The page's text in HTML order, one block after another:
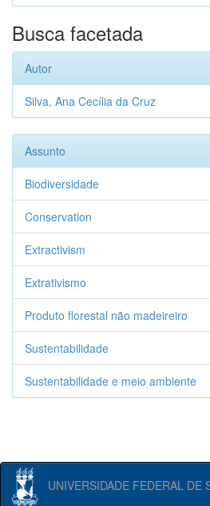
Busca facetada
Autor
Silva, Ana Cecília da Cruz
Assunto
Biodiversidade
Conservation
Extractivism
Extrativismo
Produto florestal não madeireiro
Sustentabilidade
Sustentabilidade e meio ambiente
UNIVERSIDADE FEDERAL DE